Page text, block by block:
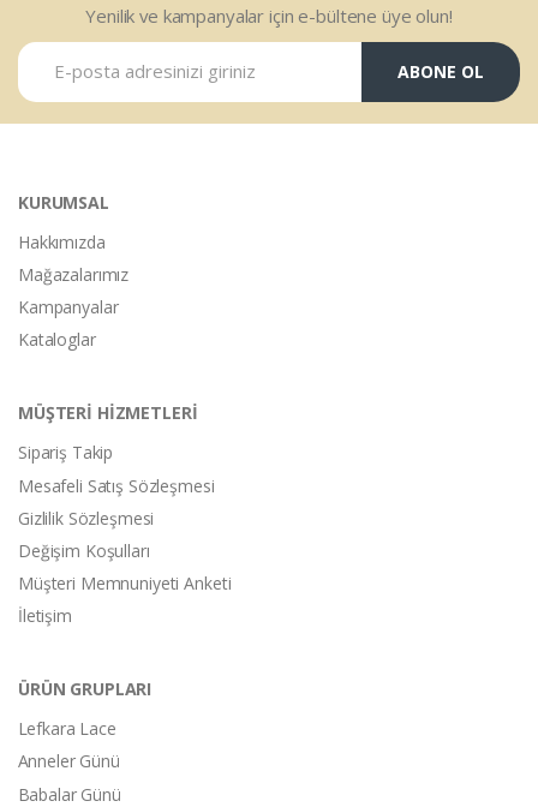
Yenilik ve kampanyalar için e-bültene üye olun!
ABONE OL
KURUMSAL
Hakkımızda
Mağazalarımız
Kampanyalar
Kataloglar
MÜŞTERİ HİZMETLERİ
Sipariş Takip
Mesafeli Satış Sözleşmesi
Gizlilik Sözleşmesi
Değişim Koşulları
Müşteri Memnuniyeti Anketi
İletişim
ÜRÜN GRUPLARI
Lefkara Lace
Anneler Günü
Babalar Günü